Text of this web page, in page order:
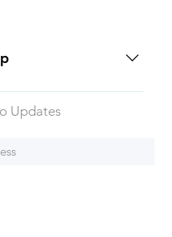
are displayed in USD
piece comes with a
Priority Shipping
Updates